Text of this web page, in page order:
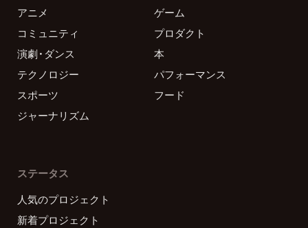
アニメ
ゲーム
コミュニティ
プロダクト
演劇・ダンス
本
テクノロジー
パフォーマンス
スポーツ
フード
ジャーナリズム
ステータス
人気のプロジェクト
新着プロジェクト